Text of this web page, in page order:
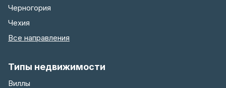
Черногория
Чехия
Все направления
Типы недвижимости
Виллы